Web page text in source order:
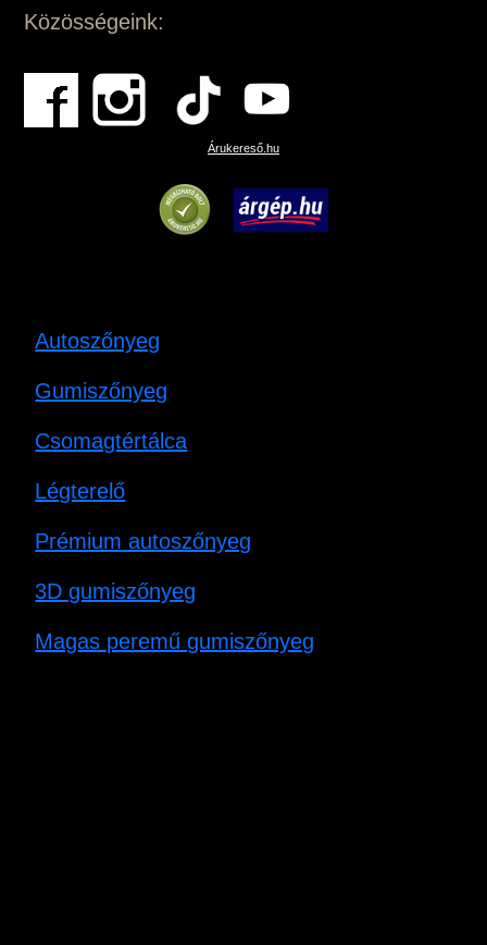
Közösségeink:
Árukereső.hu
Autoszőnyeg
Gumiszőnyeg
Csomagtértálca
Légterelő
Prémium autoszőnyeg
3D gumiszőnyeg
Magas peremű gumiszőnyeg